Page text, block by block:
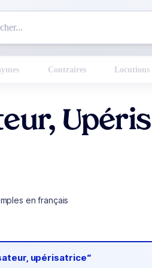
Contraires Locutions
en français
upérisatrice“